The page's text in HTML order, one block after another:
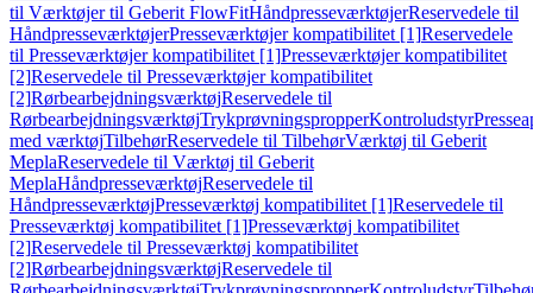
til Værktøjer til Geberit FlowFitHåndpresseværktøjerReservedele til
HåndpresseværktøjerPresseværktøjer kompatibilitet [1]Reservedele
til Presseværktøjer kompatibilitet [1]Presseværktøjer kompatibilitet
[2]Reservedele til Presseværktøjer kompatibilitet
[2]RørbearbejdningsværktøjReservedele til
RørbearbejdningsværktøjTrykprøvningspropperKontroludstyr
med værktøjTilbehørReservedele til TilbehørVærktøj til Geberit
MeplaReservedele til Værktøj til Geberit
MeplaHåndpresseværktøjReservedele til
HåndpresseværktøjPresseværktøj kompatibilitet [1]Reservedele til
Presseværktøj kompatibilitet [1]Presseværktøj kompatibilitet
[2]Reservedele til Presseværktøj kompatibilitet
[2]RørbearbejdningsværktøjReservedele til